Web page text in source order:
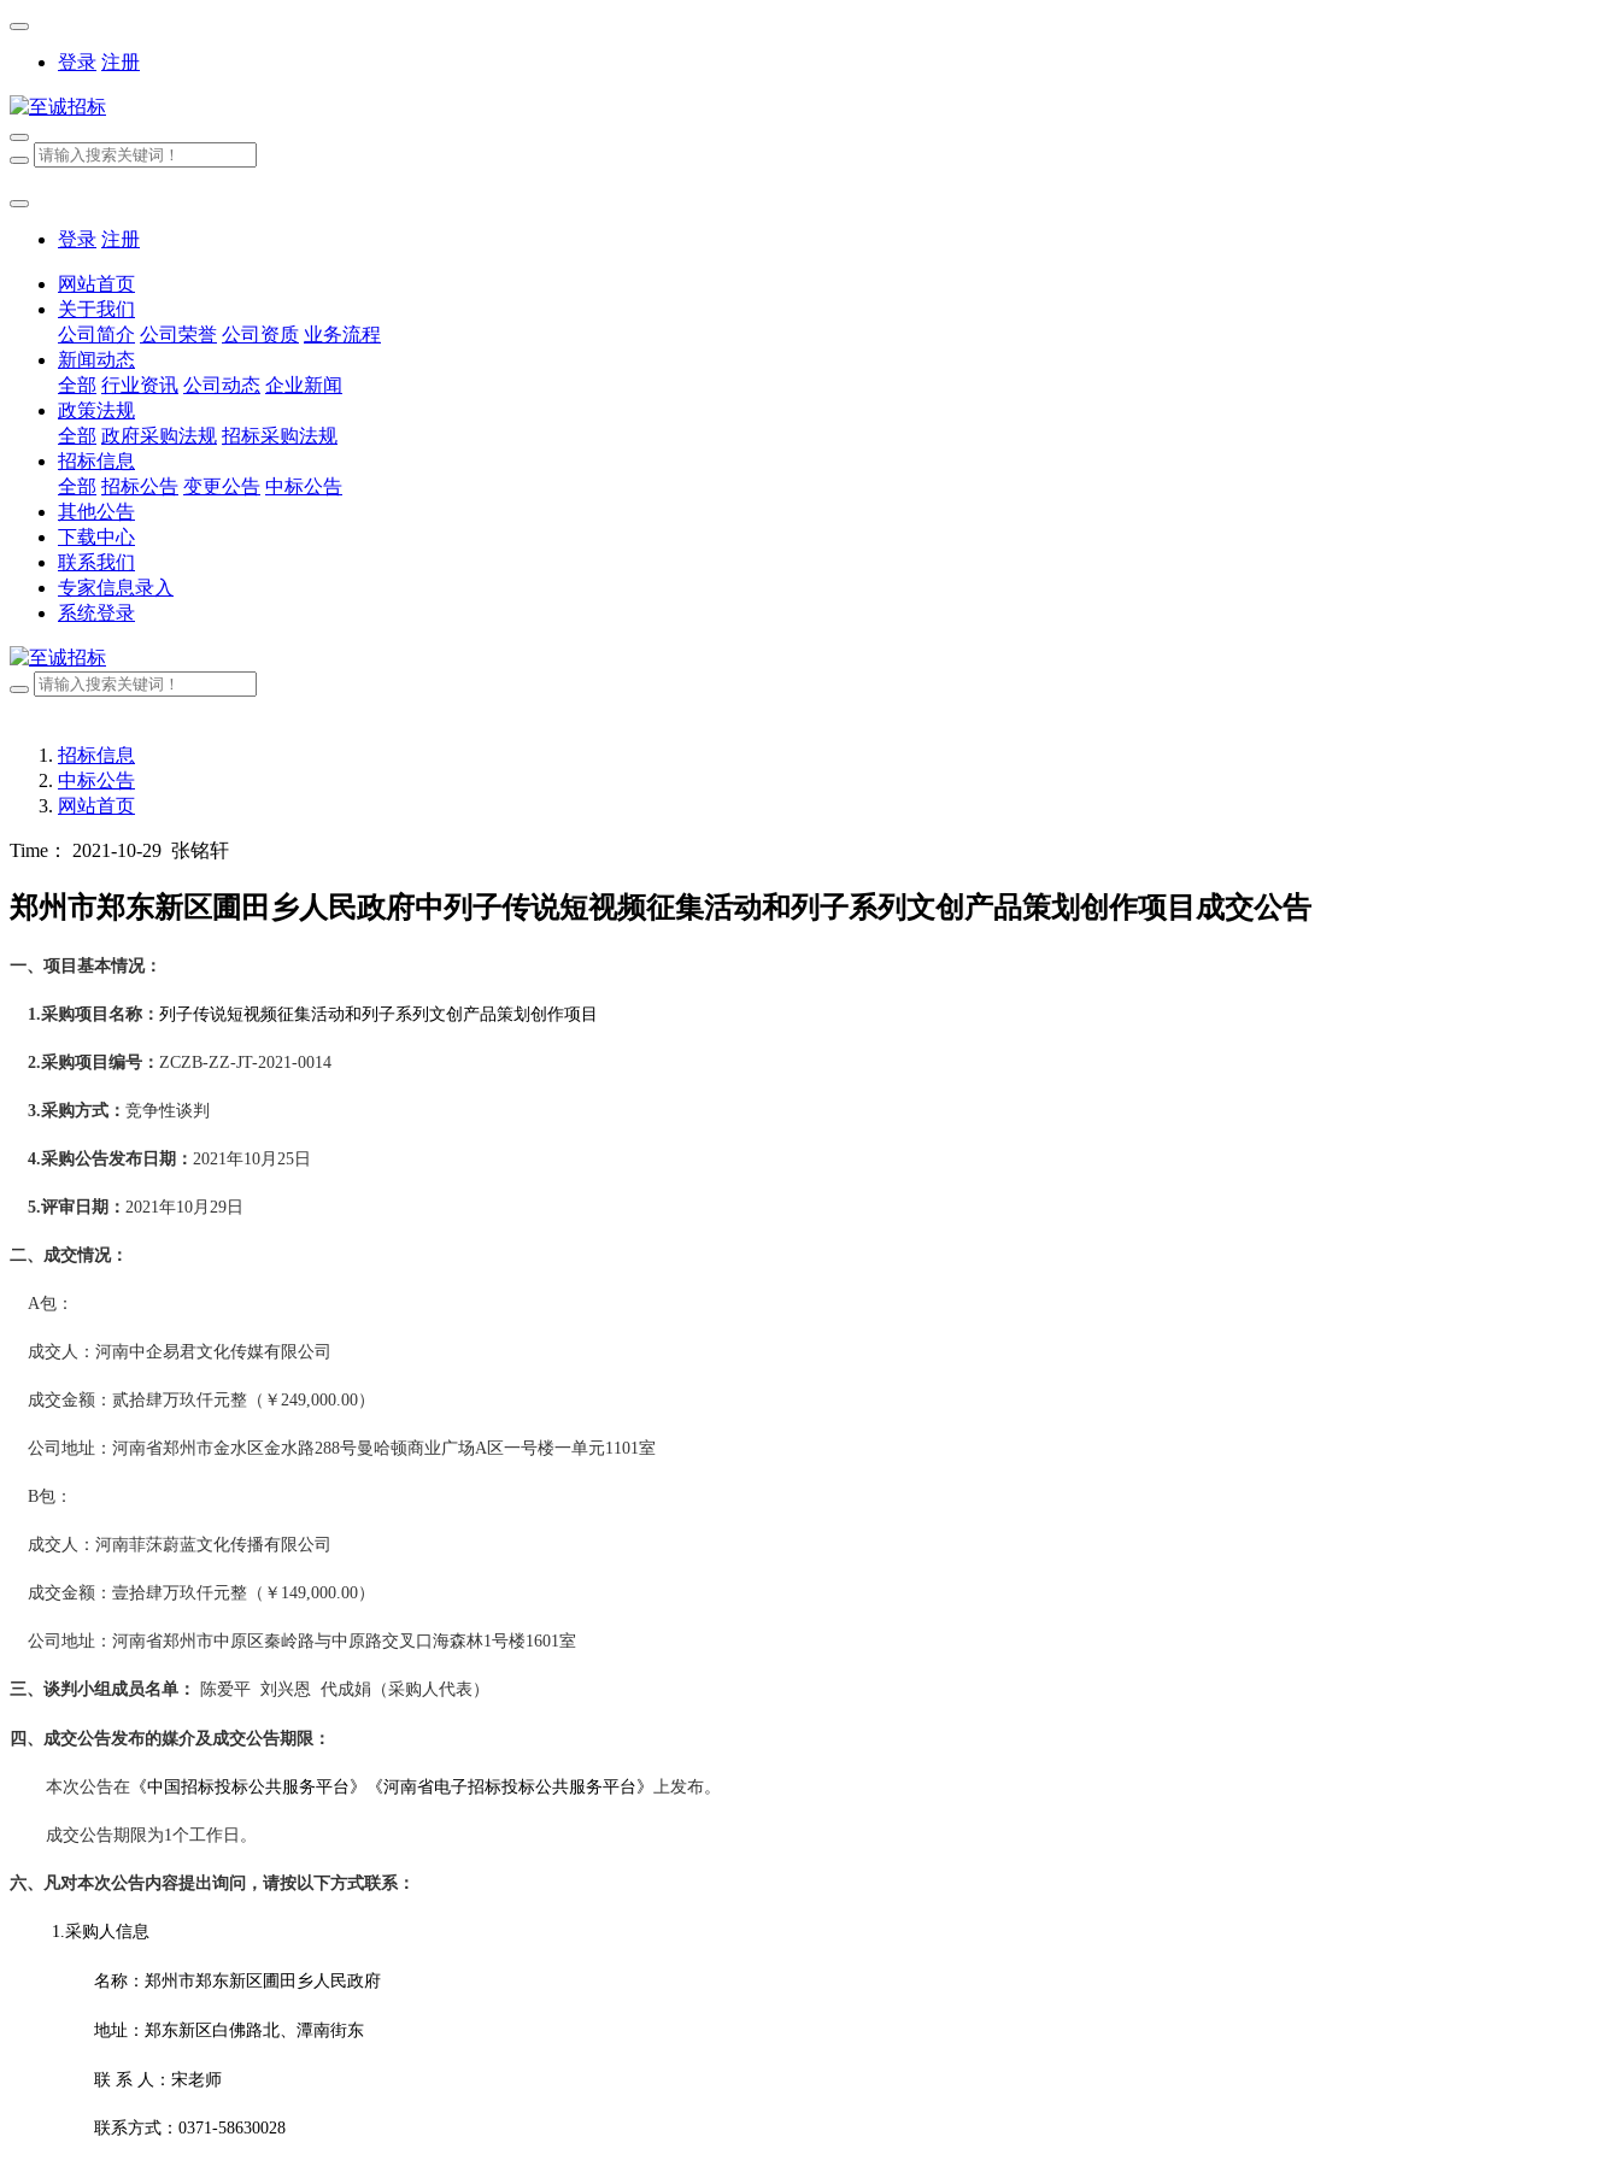
登录 注册
登录 注册
网站首页
关于我们
公司简介 公司荣誉 公司资质 业务流程
新闻动态
全部 行业资讯 公司动态 企业新闻
政策法规
全部 政府采购法规 招标采购法规
招标信息
全部 招标公告 变更公告 中标公告
其他公告
下载中心
联系我们
专家信息录入
系统登录
招标信息
中标公告
网站首页
Time： 2021-10-29 张铭轩
郑州市郑东新区圃田乡人民政府中列子传说短视频征集活动和列子系列文创产品策划创作项目成交公告
一、项目基本情况：
1.采购项目名称 ： 列子传说短视频征集活动和列子系列文创产品策划创作项目
2.采购项目编号： ZCZB-ZZ-JT-2021-0014
3.采购方式： 竞争性谈判
4.采购公告发布日期 ： 2021年10月 25 日
5.评审日期： 2021年10月 29 日
二、成交情况：
A包：
成交人 ： 河南中企易君文化传媒有限公司
成交金额：贰拾肆万玖仟元整（￥ 249,000.00）
公司地址：河南省郑州市金水区金水路288号曼哈顿商业广场A区一号楼一单元1101室
B包：
成交人 ： 河南菲莯蔚蓝文化传播有限公司
成交金额：壹拾肆万玖仟元整（￥ 149,000.00）
公司地址：河南省郑州市中原区秦岭路与中原路交叉口海森林1号楼1601室
三、 谈判 小组成员名单 ： 陈爱平 刘兴恩 代成娟（采购人代表）
四 、成交公告发布的媒介及成交公告期限 ：
本次公告在 《中国招标投标公共服务平台》《河南省电子招标投标公共服务平台》 上发布。
成交公告期限为1个工作日。
六、凡对本次公告内容提出询问，请按以下方式联系：
1.采购人信息
名称：郑州市郑东新区圃田乡人民政府
地址： 郑东新区白佛路北、潭南街东
联 系 人： 宋老师
联系方式： 0371-58630028